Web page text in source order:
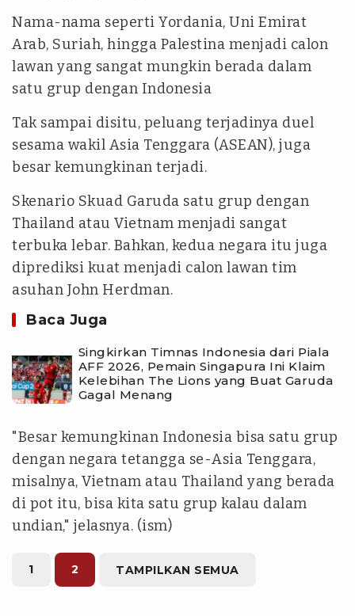
Nama-nama seperti Yordania, Uni Emirat
Arab, Suriah, hingga Palestina menjadi calon
lawan yang sangat mungkin berada dalam
satu grup dengan Indonesia
Tak sampai disitu, peluang terjadinya duel
sesama wakil Asia Tenggara (ASEAN), juga
besar kemungkinan terjadi.
Skenario Skuad Garuda satu grup dengan
Thailand atau Vietnam menjadi sangat
terbuka lebar. Bahkan, kedua negara itu juga
diprediksi kuat menjadi calon lawan tim
asuhan John Herdman.
Baca Juga
Singkirkan Timnas Indonesia dari Piala
AFF 2026, Pemain Singapura Ini Klaim
Kelebihan The Lions yang Buat Garuda
Gagal Menang
"Besar kemungkinan Indonesia bisa satu grup
dengan negara tetangga se-Asia Tenggara,
misalnya, Vietnam atau Thailand yang berada
di pot itu, bisa kita satu grup kalau dalam
undian," jelasnya. (ism)
1 2 TAMPILKAN SEMUA